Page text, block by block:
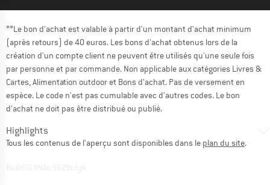
**Le bon d'achat est valable à partir d'un montant d'achat minimum
(après retours) de 40 euros. Les bons d'achat obtenus lors de la
création d'un compte client ne peuvent être utilisés qu'une seule fois
par personne et par commande. Non applicable aux catégories Livres &
Cartes, Alimentation outdoor et Bons d'achat. Pas de versement en
espèce. Le code n'est pas cumulable avec d'autres codes. Le bon
d'achat ne doit pas être distribué ou publié.
Highlights
Tous les contenus de l'aperçu sont disponibles dans le plan du site.